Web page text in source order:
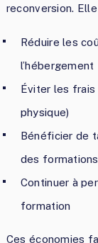
reconversion.
Réduire les
l’hébergement
Éviter les frais
physique)
Bénéficier de
des
Continuer à
formation
Ces économies